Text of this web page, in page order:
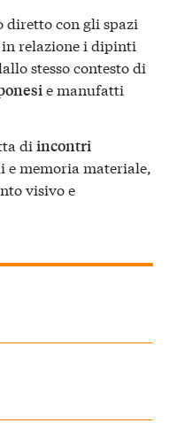
diretto con gli spazi
relazione i dipinti
stesso contesto di
e manufatti
di incontri
e memoria materiale,
visivo e